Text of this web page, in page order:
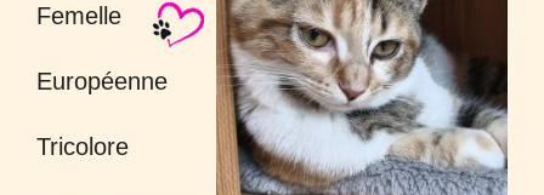
Femelle
Européenne
Tricolore